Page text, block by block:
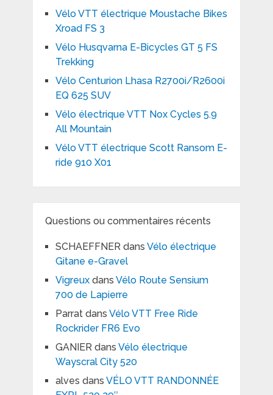
Vélo VTT électrique Moustache Bikes
Xroad FS 3
Vélo Husqvarna E-Bicycles GT 5 FS
Trekking
Vélo Centurion Lhasa R2700i/R2600i
EQ 625 SUV
Vélo électrique VTT Nox Cycles 5.9
All Mountain
Vélo VTT électrique Scott Ransom E-
ride 910 X01
Questions ou commentaires récents
SCHAEFFNERdans Vélo électrique
Gitane e-Gravel
Vigreuxdans Vélo Route Sensium
700 de Lapierre
Parratdans Vélo VTT Free Ride
Rockrider FR6 Evo
GANIERdans Vélo électrique
Wayscral City 520
alves dans VÉLO VTT RANDONNÉE